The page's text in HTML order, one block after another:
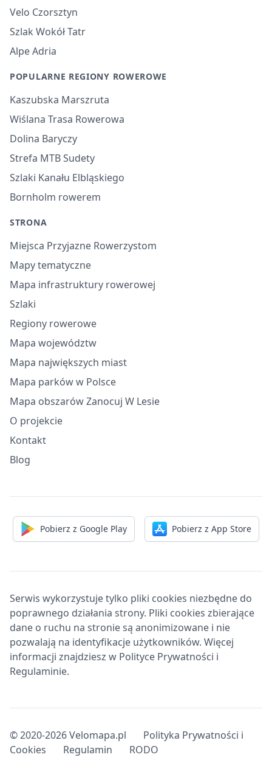
Velo Czorsztyn
Szlak Wokół Tatr
Alpe Adria
POPULARNE REGIONY ROWEROWE
Kaszubska Marszruta
Wiślana Trasa Rowerowa
Dolina Baryczy
Strefa MTB Sudety
Szlaki Kanału Elbląskiego
Bornholm rowerem
STRONA
Miejsca Przyjazne Rowerzystom
Mapy tematyczne
Mapa infrastruktury rowerowej
Szlaki
Regiony rowerowe
Mapa województw
Mapa największych miast
Mapa parków w Polsce
Mapa obszarów Zanocuj W Lesie
O projekcie
Kontakt
Blog
Pobierz z Google Play Pobierz z App Store
Serwis wykorzystuje tylko pliki cookies niezbędne do
poprawnego działania strony. Pliki cookies zbierające
dane o ruchu na stronie są anonimizowane i nie
pozwalają na identyfikacje użytkowników. Więcej
informacji znajdziesz w Polityce Prywatności i
Regulaminie.
© 2020-2026 Velomapa.pl
Polityka Prywatności i
Cookies
Regulamin RODO